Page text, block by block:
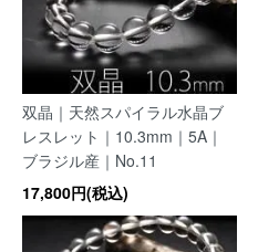
双晶｜天然スパイラル水晶ブ
レスレット｜10.3mm｜5A｜
ブラジル産｜No.11
17,800円(税込)